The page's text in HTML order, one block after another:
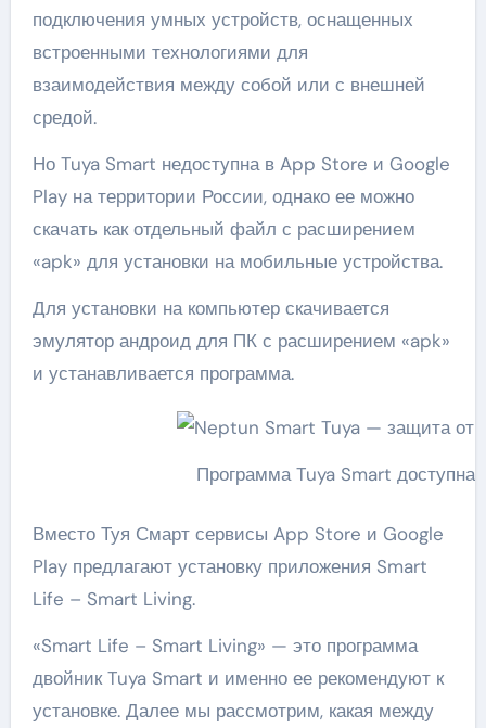
подключения умных устройств, оснащенных
встроенными технологиями для
взаимодействия между собой или с внешней
средой.
Но Tuya Smart недоступна в App Store и Google
Play на территории России, однако ее можно
скачать как отдельный файл с расширением
«apk» для установки на мобильные устройства.
Для установки на компьютер скачивается
эмулятор андроид для ПК с расширением «apk»
и устанавливается программа.
Программа Tuya Smart доступна
Вместо Туя Смарт сервисы App Store и Google
Play предлагают установку приложения Smart
Life – Smart Living.
«Smart Life – Smart Living» — это программа
двойник Tuya Smart и именно ее рекомендуют к
установке. Далее мы рассмотрим, какая между